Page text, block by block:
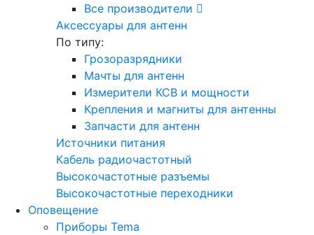
Все производители
Аксессуары для антенн
По типу:
Грозоразрядники
Мачты для антенн
Измерители КСВ и мощности
Крепления и магниты для антенны
Запчасти для антенн
Источники питания
Кабель радиочастотный
Высокочастотные разъемы
Высокочастотные переходники
Оповещение
Приборы Tema